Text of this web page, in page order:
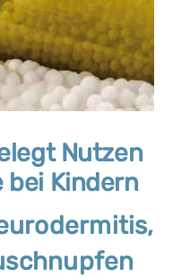
Nutzen
bei Kindern